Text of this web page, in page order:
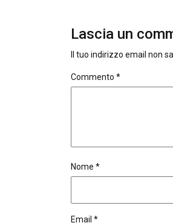
Lascia un
Il tuo indirizzo email non
Commento *
Nome *
Email *